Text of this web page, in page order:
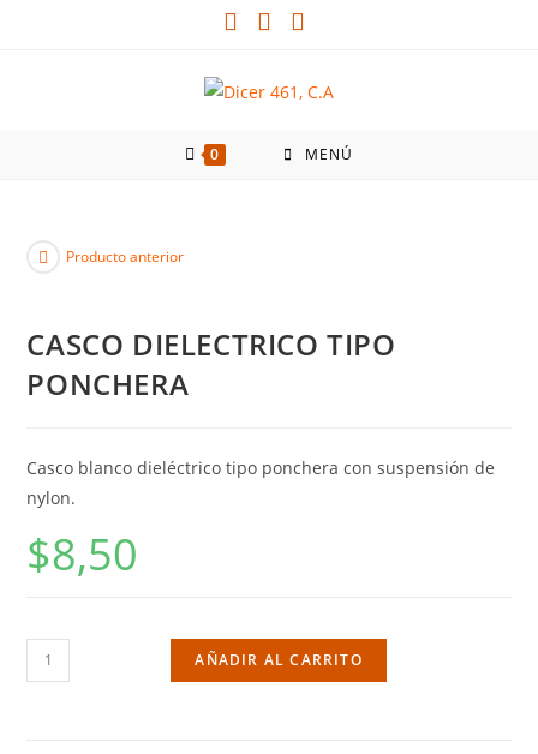
0 MENÚ
Producto anterior
CASCO DIELECTRICO TIPO
PONCHERA
Casco blanco dieléctrico tipo ponchera con suspensión de
nylon.
$8,50
AÑADIR AL CARRITO